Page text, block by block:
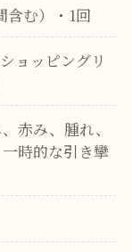
む）・1回
ョッピングリ
赤み、腫れ、
時的な引き攣